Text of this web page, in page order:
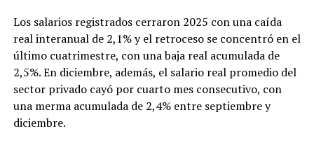
Los salarios registrados cerraron 2025 con una caída
real interanual de 2,1% y el retroceso se concentró en el
último cuatrimestre, con una baja real acumulada de
2,5%. En diciembre, además, el salario real promedio del
sector privado cayó por cuarto mes consecutivo, con
una merma acumulada de 2,4% entre septiembre y
diciembre.